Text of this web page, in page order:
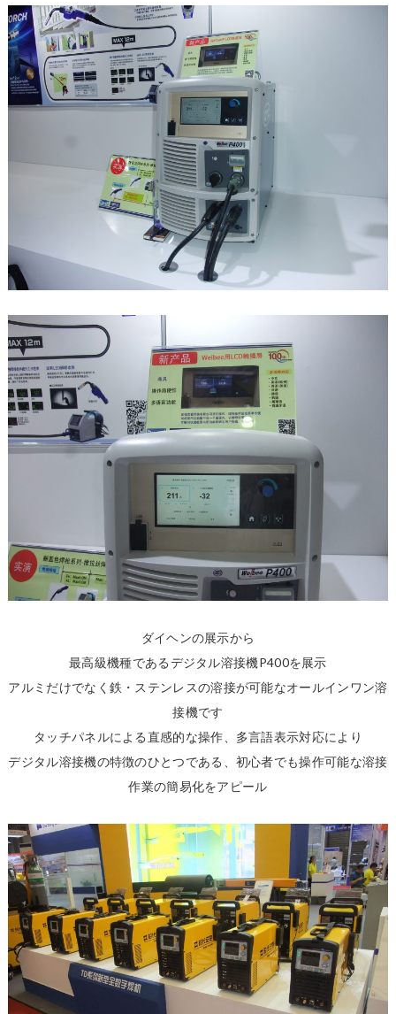
ダイヘンの展示から
最高級機種であるデジタル溶接機P400を展示
アルミだけでなく鉄・ステンレスの溶接が可能なオールインワン溶
接機です
タッチパネルによる直感的な操作、多言語表示対応により
デジタル溶接機の特徴のひとつである、初心者でも操作可能な溶接
作業の簡易化をアピール